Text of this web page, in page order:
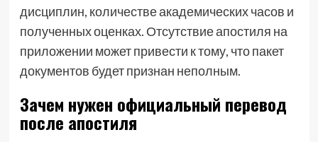
дисциплин, количестве академических часов и
полученных оценках. Отсутствие апостиля на
приложении может привести к тому, что пакет
документов будет признан неполным.
Зачем нужен официальный перевод
после апостиля